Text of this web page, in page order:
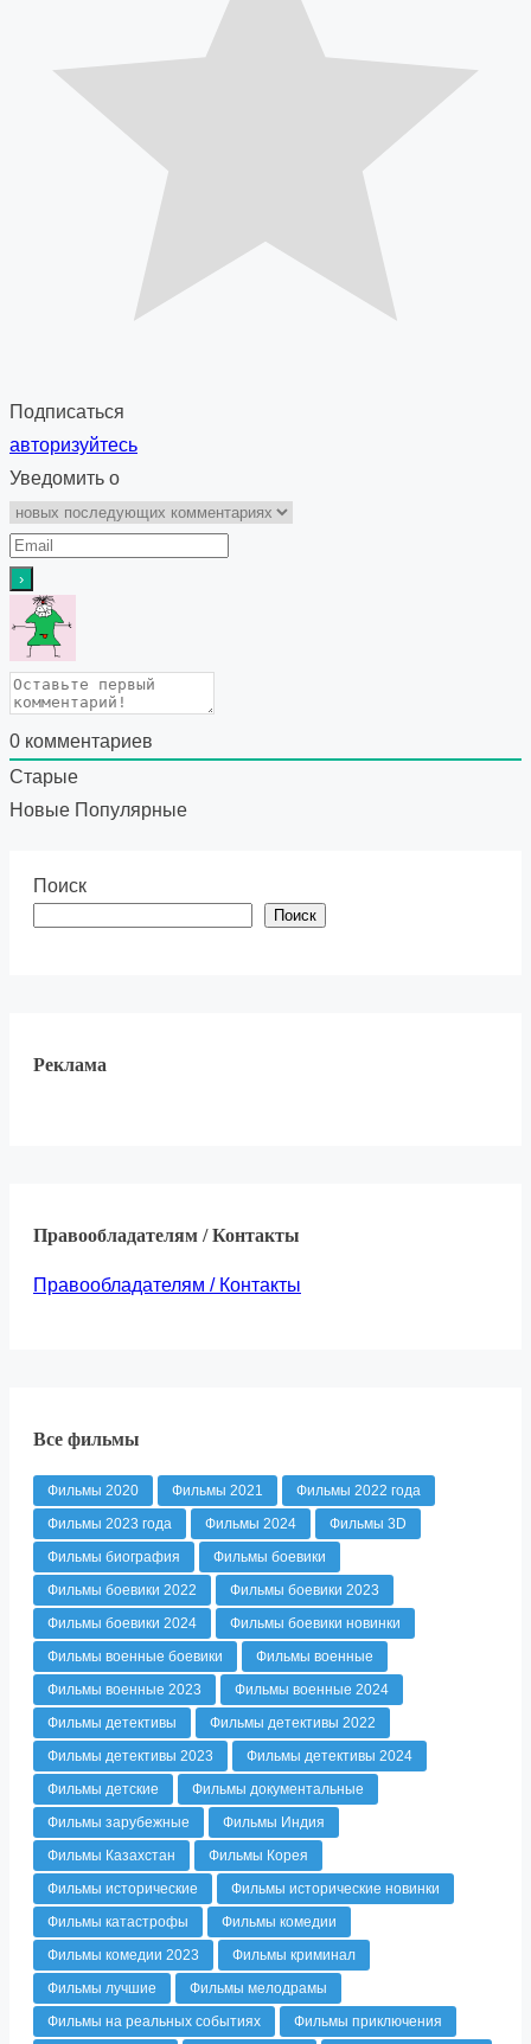
Подписаться
авторизуйтесь
Уведомить о
0 комментариев
Старые
Новые Популярные
Поиск
Поиск
Реклама
Правообладателям / Контакты
Правообладателям / Контакты
Все фильмы
Фильмы 2020 Фильмы 2021
Фильмы 2022 года
Фильмы 2023 года
Фильмы 2024
Фильмы 3D
Фильмы биография
Фильмы боевики
Фильмы боевики 2022
Фильмы боевики 2023
Фильмы боевики 2024
Фильмы боевики новинки
Фильмы военные боевики
Фильмы военные
Фильмы военные 2023
Фильмы военные 2024
Фильмы детективы
Фильмы детективы 2022
Фильмы детективы 2023
Фильмы детективы 2024
Фильмы детские
Фильмы документальные
Фильмы зарубежные
Фильмы Индия
Фильмы Казахстан
Фильмы Корея
Фильмы исторические
Фильмы исторические новинки
Фильмы катастрофы
Фильмы комедии
Фильмы комедии 2023
Фильмы криминал
Фильмы лучшие
Фильмы мелодрамы
Фильмы на реальных событиях
Фильмы приключения